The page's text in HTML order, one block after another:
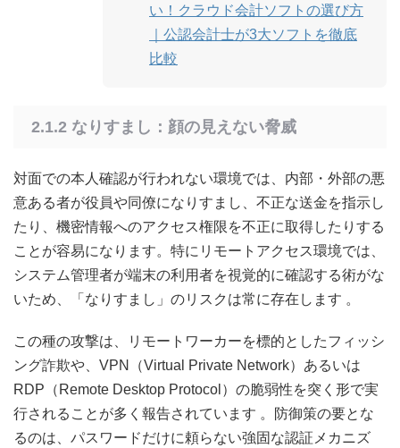
い！クラウド会計ソフトの選び方
｜公認会計士が3大ソフトを徹底
比較
2.1.2 なりすまし：顔の見えない脅威
対面での本人確認が行われない環境では、内部・外部の悪
意ある者が役員や同僚になりすまし、不正な送金を指示し
たり、機密情報へのアクセス権限を不正に取得したりする
ことが容易になります。特にリモートアクセス環境では、
システム管理者が端末の利用者を視覚的に確認する術がな
いため、「なりすまし」のリスクは常に存在します 。
この種の攻撃は、リモートワーカーを標的としたフィッシ
ング詐欺や、VPN（Virtual Private Network）あるいは
RDP（Remote Desktop Protocol）の脆弱性を突く形で実
行されることが多く報告されています 。防御策の要とな
るのは、パスワードだけに頼らない強固な認証メカニズ